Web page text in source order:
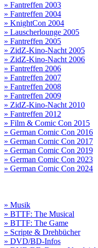
» Fantreffen 2003
» Fantreffen 2004
» KnightCon 2004
» Lauscherlounge 2005
» Fantreffen 2005
» ZidZ-Kino-Nacht 2005
» ZidZ-Kino-Nacht 2006
» Fantreffen 2006
» Fantreffen 2007
» Fantreffen 2008
» Fantreffen 2009
» ZidZ-Kino-Nacht 2010
» Fantreffen 2012
» Film & Comic Con 2015
» German Comic Con 2016
» German Comic Con 2017
» German Comic Con 2019
» German Comic Con 2023
» German Comic Con 2024
» Musik
» BTTF: The Musical
» BTTF: The Game
» Scripte & Drehbücher
» DVD/BD-Infos